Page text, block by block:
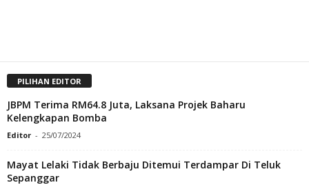
PILIHAN EDITOR
JBPM Terima RM64.8 Juta, Laksana Projek Baharu
Kelengkapan Bomba
Editor - 25/07/2024
Mayat Lelaki Tidak Berbaju Ditemui Terdampar Di Teluk
Sepanggar